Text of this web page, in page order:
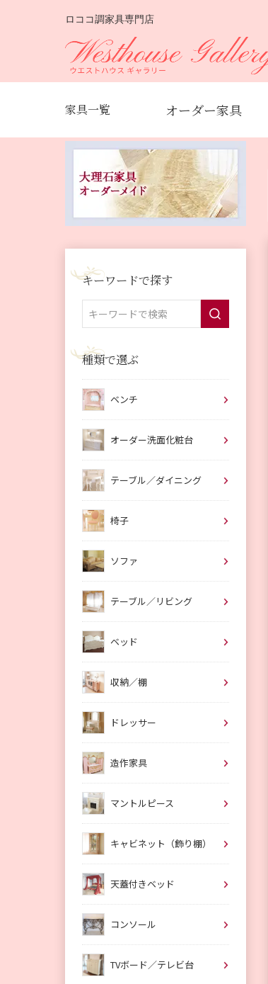
ロココ調家具専門店
家具一覧 オーダー家具
キーワードで探す
種類で選ぶ
ベンチ
オーダー洗面化粧台
テーブル／ダイニング
椅子
ソファ
テーブル／リビング
ベッド
収納／棚
ドレッサー
造作家具
マントルピース
キャビネット（飾り棚）
天蓋付きベッド
コンソール
TVボード／テレビ台